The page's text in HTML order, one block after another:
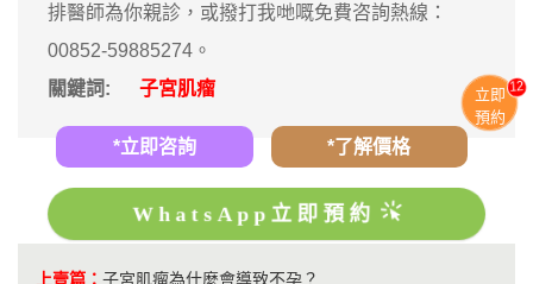
排醫師為你親診，或撥打我哋嘅免費咨詢熱線：
00852-59885274。
關鍵詞:
子宮肌瘤
*立即咨詢 *了解價格
WhatsApp立即預約
上壹篇： 子宮肌瘤為什麼會導致不孕？
立即
預約
12